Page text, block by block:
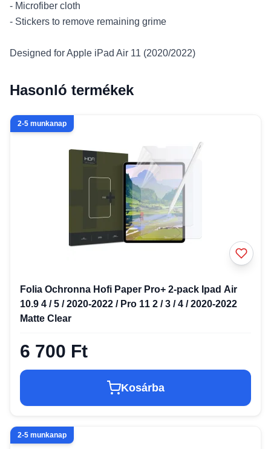
- Microfiber cloth
- Stickers to remove remaining grime
Designed for Apple iPad Air 11 (2020/2022)
Hasonló termékek
2-5 munkanap
Folia Ochronna Hofi Paper Pro+ 2-pack Ipad Air
10.9 4 / 5 / 2020-2022 / Pro 11 2 / 3 / 4 / 2020-2022
Matte Clear
6 700 Ft
Kosárba
2-5 munkanap